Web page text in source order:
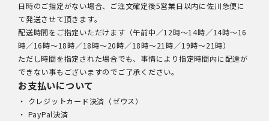
日時のご指定がない場合、ご注文確定後5営業日以内に佐川急便に
て発送させて頂きます。
配送時間をご指定いただけます（午前中／12時～14時／14時～16
時／16時～18時／18時～20時／18時～21時／19時～21時）
ただし時間を指定された場合でも、事情により指定時間内に配達が
できない事もございますのでご了承ください。
お支払いについて
・ クレジットカード決済（ゼウス）
・ PayPal決済